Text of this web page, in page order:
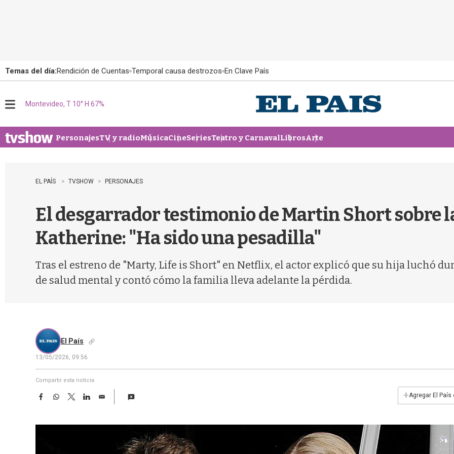
Temas del día:Rendición de Cuentas Temporal causa destrozos En Clave País
u
Montevideo, T 10° H 67%
PersonajesTV y radioMúsicaCineSeriesTeatro y CarnavalLibrosArte
EL PAÍS TVSHOW PERSONAJES
El desgarrador testimonio de Martin Short sobre
Katherine: "Ha sido una pesadilla"
Tras el estreno de "Marty, Life is Short" en Netflix, el actor explicó que su hija luchó
de salud mental y contó cómo la familia lleva adelante la pérdida.
El País
13/05/2026, 09:56
Compartir esta noticia
F
e
W
t
T
w
t
L
k
E
i
+Agregar El País